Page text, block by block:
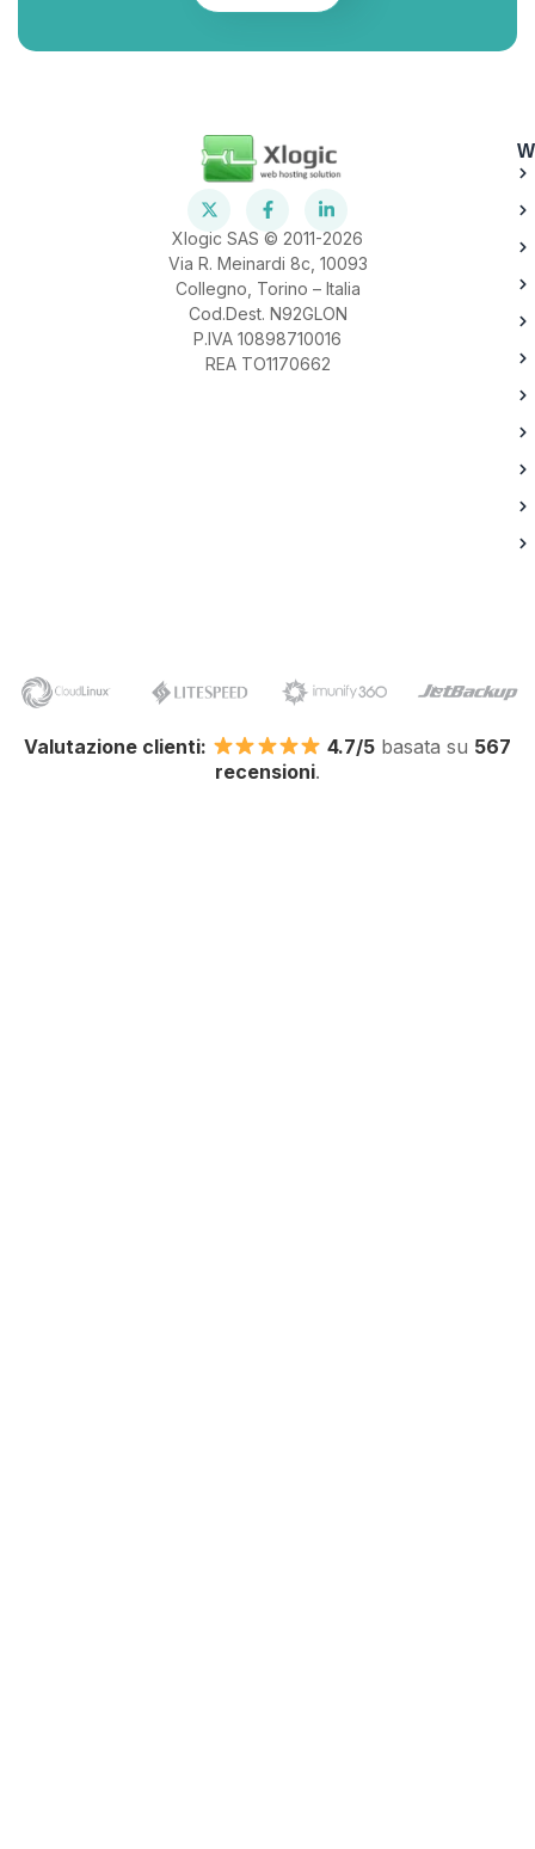
Xlogic SAS © 2011-2026
Via R. Meinardi 8c, 10093
Collegno, Torino – Italia
Cod.Dest. N92GLON
P.IVA 10898710016
REA TO1170662
Valutazione clienti: 4.7/5 basata su 567
recensioni.